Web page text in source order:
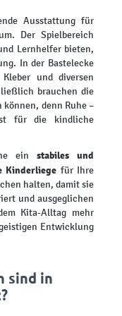
Ausstattung für
Der Spielbereich
Lernhelfer bieten,
In der Bastelecke
und diversen
brauchen die
denn Ruhe –
für die kindliche
ein stabiles und
Kinderliege für Ihre
halten, damit sie
und ausgeglichen
Kita-Alltag mehr
Entwicklung
sind in